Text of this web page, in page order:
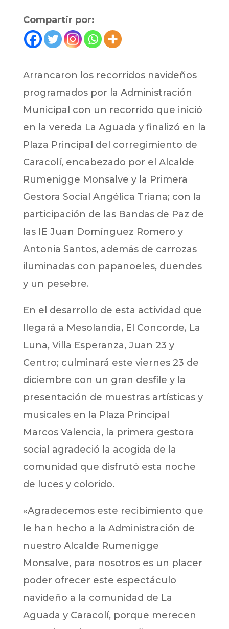
Compartir por:
Arrancaron los recorridos navideños
programados por la Administración
Municipal con un recorrido que inició
en la vereda La Aguada y finalizó en la
Plaza Principal del corregimiento de
Caracolí, encabezado por el Alcalde
Rumenigge Monsalve y la Primera
Gestora Social Angélica Triana; con la
participación de las Bandas de Paz de
las IE Juan Domínguez Romero y
Antonia Santos, además de carrozas
iluminadas con papanoeles, duendes
y un pesebre.
En el desarrollo de esta actividad que
llegará a Mesolandia, El Concorde, La
Luna, Villa Esperanza, Juan 23 y
Centro; culminará este viernes 23 de
diciembre con un gran desfile y la
presentación de muestras artísticas y
musicales en la Plaza Principal
Marcos Valencia, la primera gestora
social agradeció la acogida de la
comunidad que disfrutó esta noche
de luces y colorido.
«Agradecemos este recibimiento que
le han hecho a la Administración de
nuestro Alcalde Rumenigge
Monsalve, para nosotros es un placer
poder ofrecer este espectáculo
navideño a la comunidad de La
Aguada y Caracolí, porque merecen